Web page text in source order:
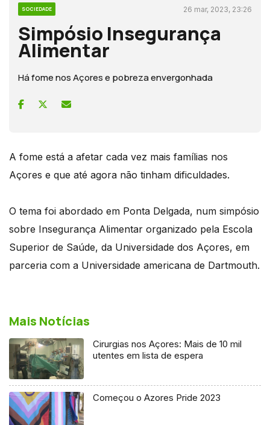
SOCIEDADE 26 mar, 2023, 23:26
Simpósio Insegurança
Alimentar
Há fome nos Açores e pobreza envergonhada
A fome está a afetar cada vez mais famílias nos
Açores e que até agora não tinham dificuldades.
O tema foi abordado em Ponta Delgada, num simpósio
sobre Insegurança Alimentar organizado pela Escola
Superior de Saúde, da Universidade dos Açores, em
parceria com a Universidade americana de Dartmouth.
Mais Notícias
Cirurgias nos Açores: Mais de 10 mil
utentes em lista de espera
Começou o Azores Pride 2023